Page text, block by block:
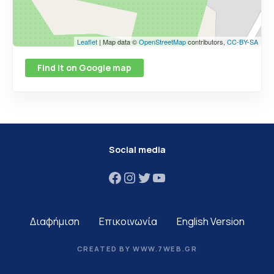
Leaflet | Map data ©OpenStreetMapcontributors, CC-BY-SA
Find it on Google map
Social media
Facebook Instagram Twitter YouTube
Διαφήμιση Επικοινωνία English Version
CREATED BY WWW.7WEB.GR